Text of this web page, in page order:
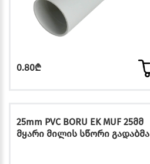
0.80₾
25mm PVC BORU EK MUF 25მმ
მყარი მილის სწორი გადაბმა